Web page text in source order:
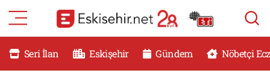
Seri İlan Eskişehir Gündem Nöbetçi
RESMİ İLANLAR
Eskişehir Nöbetçi Eczaneler